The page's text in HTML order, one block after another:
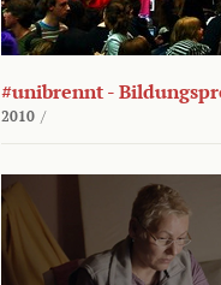
#unibrennt -
2010 /